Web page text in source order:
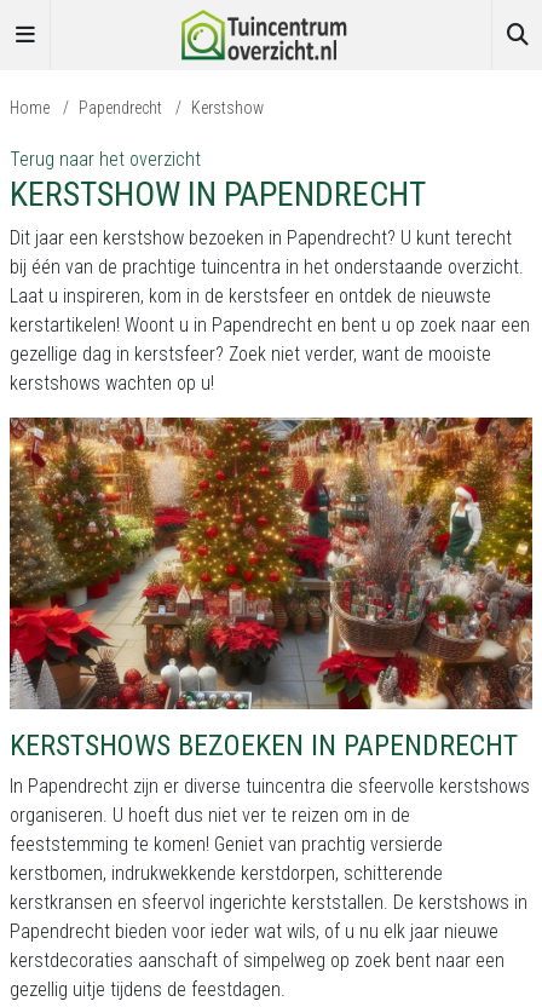
Home / Papendrecht / Kerstshow
Terug naar het overzicht
KERSTSHOW IN PAPENDRECHT
Dit jaar een kerstshow bezoeken in Papendrecht? U kunt terecht
bij één van de prachtige tuincentra in het onderstaande overzicht.
Laat u inspireren, kom in de kerstsfeer en ontdek de nieuwste
kerstartikelen! Woont u in Papendrecht en bent u op zoek naar een
gezellige dag in kerstsfeer? Zoek niet verder, want de mooiste
kerstshows wachten op u!
KERSTSHOWS BEZOEKEN IN PAPENDRECHT
In Papendrecht zijn er diverse tuincentra die sfeervolle kerstshows
organiseren. U hoeft dus niet ver te reizen om in de
feeststemming te komen! Geniet van prachtig versierde
kerstbomen, indrukwekkende kerstdorpen, schitterende
kerstkransen en sfeervol ingerichte kerststallen. De kerstshows in
Papendrecht bieden voor ieder wat wils, of u nu elk jaar nieuwe
kerstdecoraties aanschaft of simpelweg op zoek bent naar een
gezellig uitje tijdens de feestdagen.